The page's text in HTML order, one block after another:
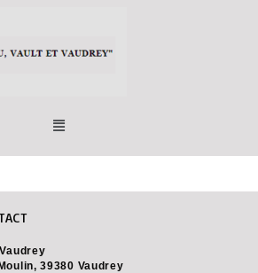
39380 Vaudrey